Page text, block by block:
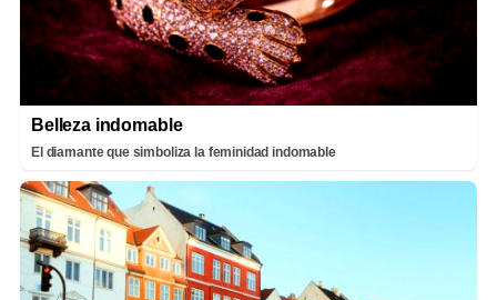
Belleza indomable
El diamante que simboliza la feminidad indomable